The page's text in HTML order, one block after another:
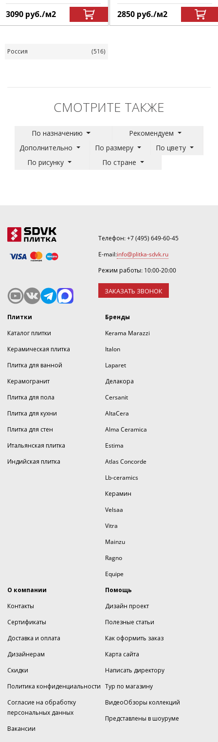
3090 руб./м2 2850 руб./м2
Россия (516)
СМОТРИТЕ ТАКЖЕ
По назначению
Рекомендуем
Дополнительно
По размеру
По цвету
По рисунку
По стране
Телефон:+7 (495) 649-60-45
E-mail:info@plitka-sdvk.ru
Режим работы: 10:00-20:00
ЗАКАЗАТЬ ЗВОНОК
Плитки
Каталог плитки
Керамическая плитка
Плитка для ванной
Керамогранит
Плитка для пола
Плитка для кухни
Плитка для стен
Итальянская плитка
Индийская плитка
Бренды
Kerama Marazzi
Italon
Laparet
Делакора
Cersanit
AltaCera
Alma Ceramica
Estima
Atlas Concorde
Lb-ceramics
Керамин
Velsaa
Vitra
Mainzu
Ragno
Equipe
О компании
Контакты
Сертификаты
Доставка и оплата
Дизайнерам
Скидки
Политика конфиденциальности
Согласие на обработку
персональных данных
Вакансии
Помощь
Дизайн проект
Полезные статьи
Как оформить заказ
Карта сайта
Написать директору
Тур по магазину
ВидеоОбзоры коллекций
Представлены в шоуруме